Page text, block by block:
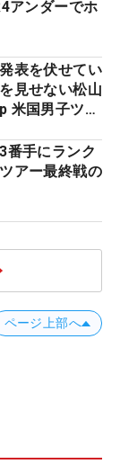
アンダーでホ
表を伏せてい
見せない松山
米国男子ツア
番手にランク
アー最終戦の
ページ上部へ